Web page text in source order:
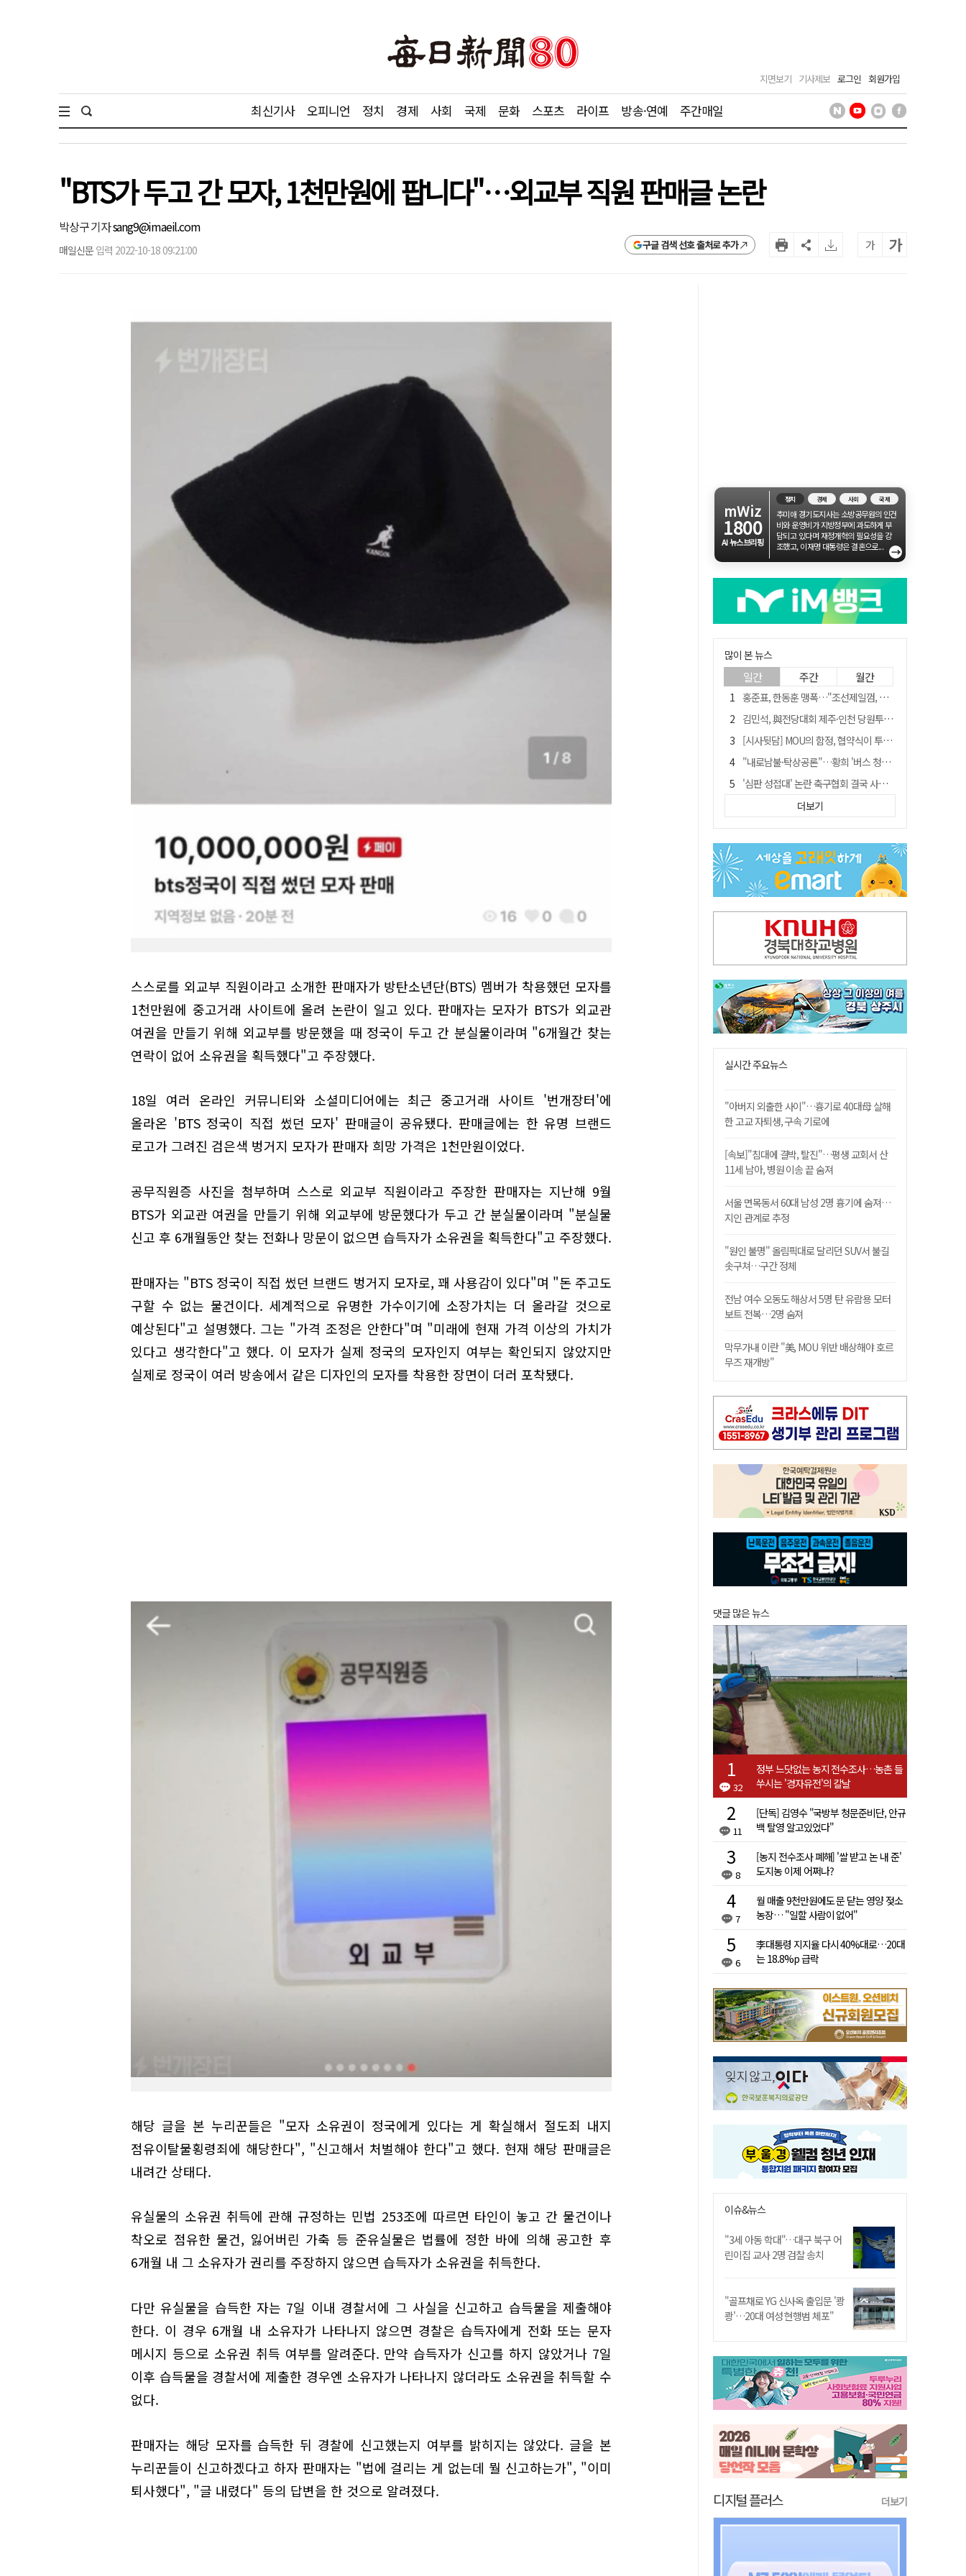
지면보기 기사제보 로그인 회원가입
최신기사 오피니언 정치 경제 사회 국제 문화 스포츠 라이프 방송·연예 주간매일
"BTS가 두고 간 모자, 1천만원에 팝니다"…외교부 직원 판매글 논란
박상구 기자sang9@imaeil.com
매일신문 입력 2022-10-18 09:21:00 구글 검색 선호 출처로 추가 가 가
스스로를 외교부 직원이라고 소개한 판매자가 방탄소년단(BTS) 멤버가 착용했던 모자를
1천만원에 중고거래 사이트에 올려 논란이 일고 있다. 판매자는 모자가 BTS가 외교관
여권을 만들기 위해 외교부를 방문했을 때 정국이 두고 간 분실물이라며 "6개월간 찾는
연락이 없어 소유권을 획득했다"고 주장했다.
18일 여러 온라인 커뮤니티와 소셜미디어에는 최근 중고거래 사이트 '번개장터'에
올라온 'BTS 정국이 직접 썼던 모자' 판매글이 공유됐다. 판매글에는 한 유명 브랜드
로고가 그려진 검은색 벙거지 모자가 판매자 희망 가격은 1천만원이었다.
공무직원증 사진을 첨부하며 스스로 외교부 직원이라고 주장한 판매자는 지난해 9월
BTS가 외교관 여권을 만들기 위해 외교부에 방문했다가 두고 간 분실물이라며 "분실물
신고 후 6개월동안 찾는 전화나 망문이 없으면 습득자가 소유권을 획득한다"고 주장했다.
판매자는 "BTS 정국이 직접 썼던 브랜드 벙거지 모자로, 꽤 사용감이 있다"며 "돈 주고도
구할 수 없는 물건이다. 세계적으로 유명한 가수이기에 소장가치는 더 올라갈 것으로
예상된다"고 설명했다. 그는 "가격 조정은 안한다"며 "미래에 현재 가격 이상의 가치가
있다고 생각한다"고 했다. 이 모자가 실제 정국의 모자인지 여부는 확인되지 않았지만
실제로 정국이 여러 방송에서 같은 디자인의 모자를 착용한 장면이 더러 포착됐다.
해당 글을 본 누리꾼들은 "모자 소유권이 정국에게 있다는 게 확실해서 절도죄 내지
점유이탈물횡령죄에 해당한다", "신고해서 처벌해야 한다"고 했다. 현재 해당 판매글은
내려간 상태다.
유실물의 소유권 취득에 관해 규정하는 민법 253조에 따르면 타인이 놓고 간 물건이나
착오로 점유한 물건, 잃어버린 가축 등 준유실물은 법률에 정한 바에 의해 공고한 후
6개월 내 그 소유자가 권리를 주장하지 않으면 습득자가 소유권을 취득한다.
다만 유실물을 습득한 자는 7일 이내 경찰서에 그 사실을 신고하고 습득물을 제출해야
한다. 이 경우 6개월 내 소유자가 나타나지 않으면 경찰은 습득자에게 전화 또는 문자
메시지 등으로 소유권 취득 여부를 알려준다. 만약 습득자가 신고를 하지 않았거나 7일
이후 습득물을 경찰서에 제출한 경우엔 소유자가 나타나지 않더라도 소유권을 취득할 수
없다.
판매자는 해당 모자를 습득한 뒤 경찰에 신고했는지 여부를 밝히지는 않았다. 글을 본
누리꾼들이 신고하겠다고 하자 판매자는 "법에 걸리는 게 없는데 뭘 신고하는가", "이미
퇴사했다", "글 내렸다" 등의 답변을 한 것으로 알려졌다.
mWiz
1800
AI 뉴스브리핑
정치 경제 사회 국제
추미애 경기도지사는 소방공무원의 인건
비와 운영비가 지방정부에 과도하게 부
담되고 있다며 재정개혁의 필요성을 강
조했고, 이재명 대통령은 결혼으로...
→
많이 본 뉴스
일간 주간 월간
홍준표, 한동훈 맹폭…"조선제일껌, 권력에 살고 권력에 죽었다"
김민석, 與전당대회 제주·인천 당원투표서 승리…누적 득표는 '초박빙'
[시사뒷담] MOU의 함정, 협약식이 투자 확정은 아니긴 해
"내로남불·탁상공론"…황희 '버스 청년주택' 제안에 與 내부서도 쓴소리
'심판 성접대' 논란 축구협회 결국 사과…"깊이 반성, 쇄신하겠다"
"경로당 통장에 비밀번호가 적혀 있다"…전국 돌며 경로당 13곳 턴 30대 구속
예안향교 대성전, '국가지정 보물로 지정'
휠체어 환자 발로 밀어 숨지게 한 70대 간병인…2심도 집행유예
박권현 청도군수, 국무총리에 "청도 물 공급 최대 3만t 늘려달라"
더보기
실시간 주요뉴스
"아버지 외출한 사이"…흉기로 40대母 살해
한 고교 자퇴생, 구속 기로에
[속보]"침대에 결박, 탈진"…평생 교회서 산
11세 남아, 병원 이송 끝 숨져
서울 면목동서 60대 남성 2명 흉기에 숨져…
지인 관계로 추정
"원인 불명" 올림픽대로 달리던 SUV서 불길
솟구쳐…구간 정체
전남 여수 오동도 해상서 5명 탄 유람용 모터
보트 전복…2명 숨져
막무가내 이란 "美, MOU 위반 배상해야 호르
무즈 재개방"
댓글 많은 뉴스
32
정부 느닷없는 농지 전수조사…농촌 들
쑤시는 '경자유전'의 칼날
11
[단독] 김영수 "국방부 청문준비단, 안규
백 탈영 알고있었다"
8
[농지 전수조사 폐해] '쌀 받고 논 내 준'
도지농 이제 어쩌나?
7
월 매출 9천만원에도 문 닫는 영양 젖소
농장… "일할 사람이 없어"
6
李대통령 지지율 다시 40%대로…20대
는 18.8%p 급락
이슈&뉴스
"3세 아동 학대"…대구 북구 어
린이집 교사 2명 검찰 송치
"골프채로 YG 신사옥 출입문 '쾅
쾅'…20대 여성 현행범 체포"
디지털 플러스 더보기